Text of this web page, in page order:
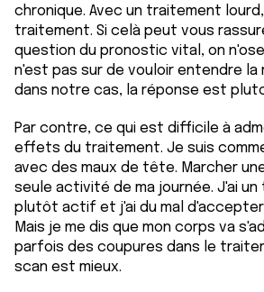
chronique. Avec un traitement
traitement. Si celà peut vous
question du pronostic vital, on
n'est pas sur de vouloir entendre la
dans notre cas, la réponse est
Par contre, ce qui est difficile à
effets du traitement. Je suis
avec des maux de tête. Marcher
seule activité de ma journée. J'ai
plutôt actif et j'ai du mal
Mais je me dis que mon corps va
parfois des coupures dans le
scan est mieux.